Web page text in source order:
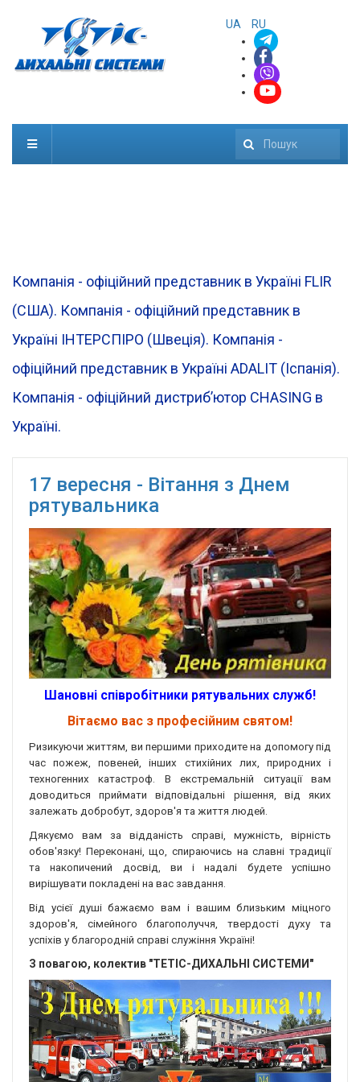
UA RU
Пошук
Компанія - офіційний представник в Україні FLIR
(CША). Компанія - офіційний представник в
Україні ІНТЕРСПІРО (Швеція). Компанія -
офіційний представник в Україні ADALIT (Іспанія).
Компанія - офіційний дистрибʼютор CHASING в
Україні.
17 вересня - Вітання з Днем
рятувальника
Шановні співробітники рятувальних служб!
Вітаємо вас з професійним святом!
Ризикуючи життям, ви першими приходите на допомогу під
час пожеж, повеней, інших стихійних лих, природних і
техногенних катастроф. В екстремальній ситуації вам
доводиться приймати відповідальні рішення, від яких
залежать добробут, здоров'я та життя людей.
Дякуємо вам за відданість справі, мужність, вірність
обов'язку! Переконані, що, спираючись на славні традиції
та накопичений досвід, ви і надалі будете успішно
вирішувати покладені на вас завдання.
Від усієї душі бажаємо вам і вашим близьким міцного
здоров'я, сімейного благополуччя, твердості духу та
успіхів у благородній справі служіння Україні!
З повагою, колектив "ТЕТІС-ДИХАЛЬНІ СИСТЕМИ"